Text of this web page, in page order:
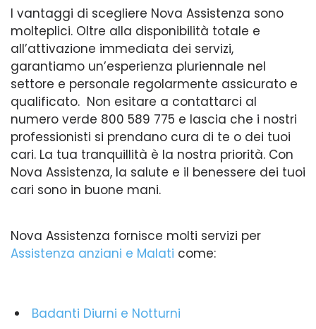
I vantaggi di scegliere Nova Assistenza sono
molteplici. Oltre alla disponibilità totale e
all’attivazione immediata dei servizi,
garantiamo un’esperienza pluriennale nel
settore e personale regolarmente assicurato e
qualificato. Non esitare a contattarci al
numero verde 800 589 775 e lascia che i nostri
professionisti si prendano cura di te o dei tuoi
cari. La tua tranquillità è la nostra priorità. Con
Nova Assistenza, la salute e il benessere dei tuoi
cari sono in buone mani.
Nova Assistenza fornisce molti servizi per
Assistenza anziani e Malati come:
Badanti Diurni e Notturni